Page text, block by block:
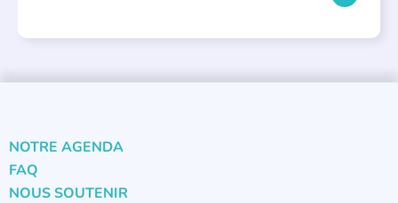
NOTRE AGENDA
FAQ
NOUS SOUTENIR